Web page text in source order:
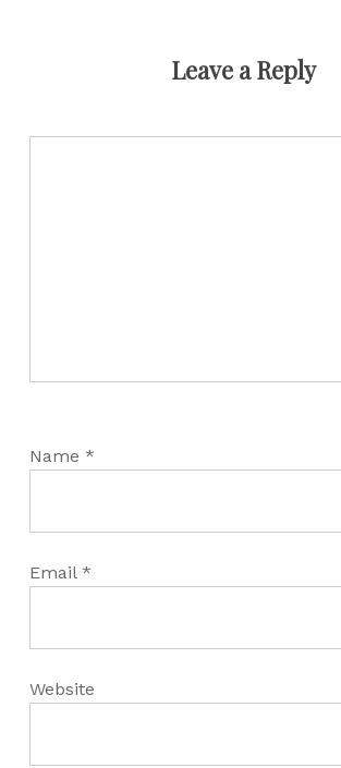
Leave a Reply
Name *
Email *
Website